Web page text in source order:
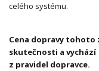
celého systému.
Cena dopravy tohoto
skutečnosti a vychází
z pravidel dopravce.